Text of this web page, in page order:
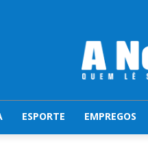
ESPORTE EMPREGOS